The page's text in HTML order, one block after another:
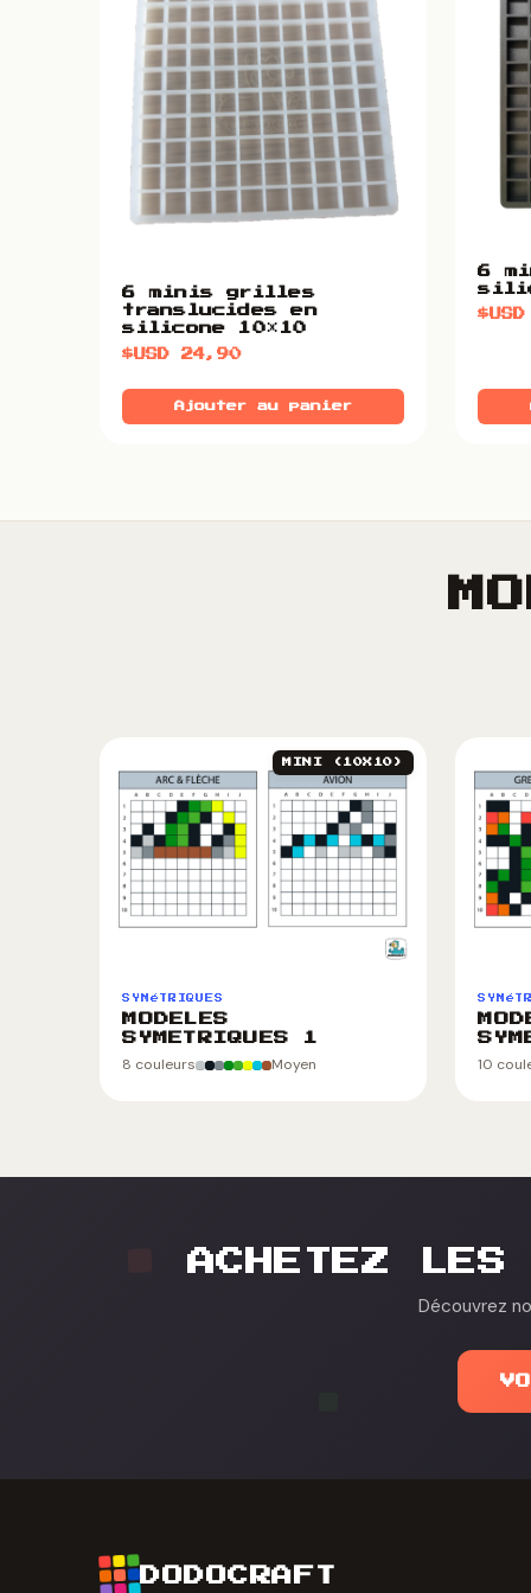
6 minis grilles
translucides en
silicone 10×10
$USD24,90
Ajouter au panier
6
MINI (10X10)
SYMéTRIQUES
MODELES
SYMETRIQUES 1
8 couleurs Moyen 10
ACHETEZ LES
Découvrez
DODOCRAFT